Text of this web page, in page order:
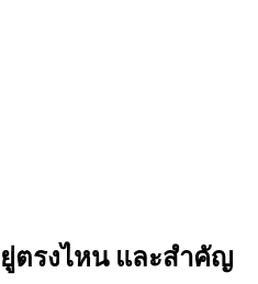
ตรงไหน และสำคัญ